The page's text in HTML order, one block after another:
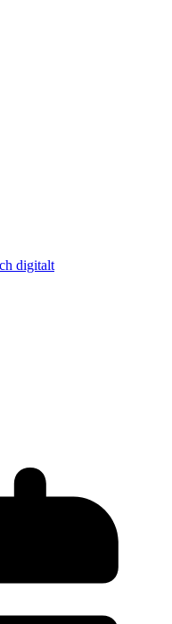
digitalt